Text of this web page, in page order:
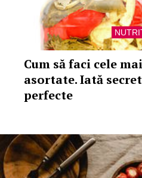
Cum să faci cele
asortate. Iată
perfecte